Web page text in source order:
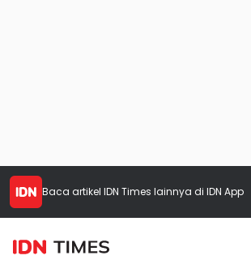
Baca artikel IDN Times lainnya di IDN App